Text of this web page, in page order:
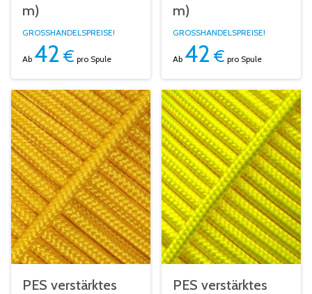
m)
GROSSHANDELSPREISE!
Ab 42 € pro Spule
m)
GROSSHANDELSPREISE!
Ab 42 € pro Spule
PES verstärktes
PES verstärktes